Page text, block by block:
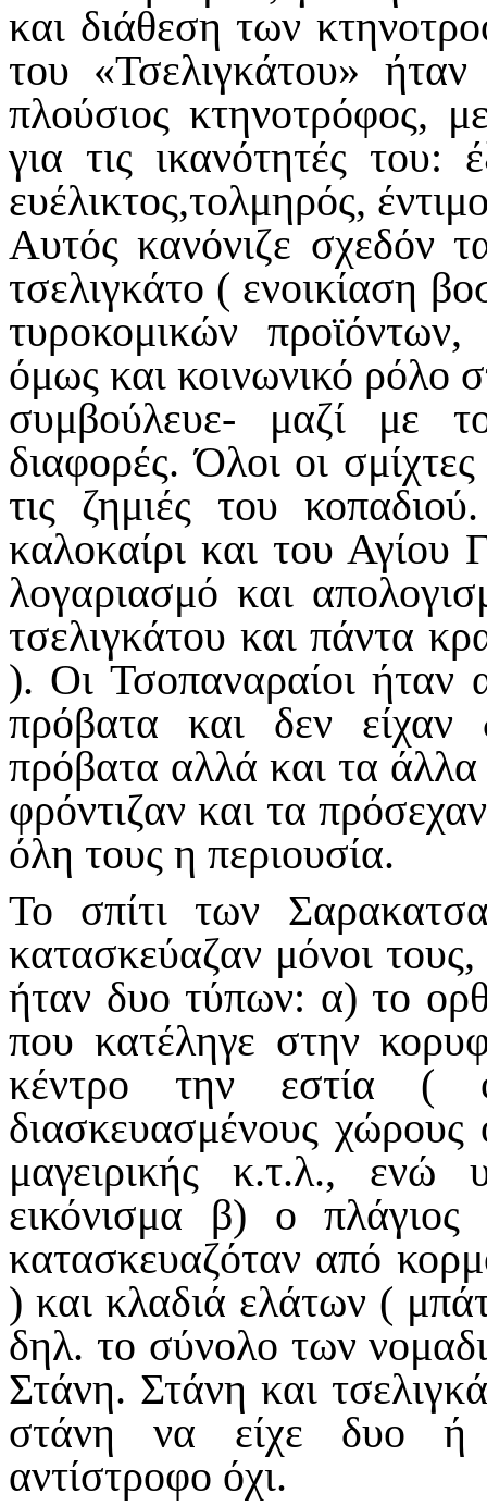
και διάθεση των
του «Τσελιγκάτου»
πλούσιος κτηνοτρόφος,
για τις ικανότητές του:
ευέλικτος,τολμηρός,
Αυτός κανόνιζε σχεδόν
τσελιγκάτο ( ενοικίαση
τυροκομικών
όμως και κοινωνικό ρόλο
συμβούλευε- μαζί με
διαφορές. Όλοι οι
τις ζημιές του
καλοκαίρι και του Αγίου
λογαριασμό και
τσελιγκάτου και πάντα
). Οι Τσοπαναραίοι ήταν
πρόβατα και δεν
πρόβατα αλλά και τα
φρόντιζαν και τα
όλη τους η περιουσία.
Το σπίτι των
κατασκεύαζαν μόνοι
ήταν δυο τύπων: α) το
που κατέληγε στην
κέντρο την εστία (
διασκευασμένους
μαγειρικής κ.τ.λ.,
εικόνισμα β) ο
κατασκευαζόταν από
) και κλαδιά ελάτων (
δηλ. το σύνολο των
Στάνη. Στάνη και
στάνη να είχε δυο ή
αντίστροφο όχι.